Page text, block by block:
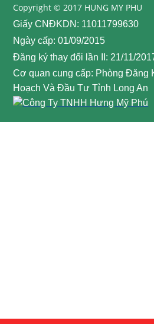
Copyright © 2017 HUNG MY PHU
Giấy CNĐKDN: 11011799630
Ngày cấp: 01/09/2015
Đăng ký thay đổi lần II: 21/11/
Cơ quan cung cấp: Phòng Đăng
Hoạch Và Đầu Tư Tỉnh Long An